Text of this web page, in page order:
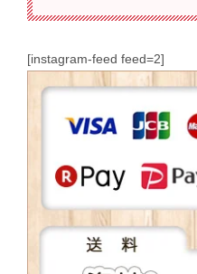
[instagram-feed feed=2]